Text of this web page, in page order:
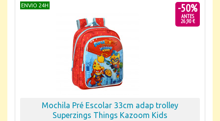
ENVIO 24H
-50%
ANTES
26,90 €
Mochila Pré Escolar 33cm adap trolley
Superzings Things Kazoom Kids